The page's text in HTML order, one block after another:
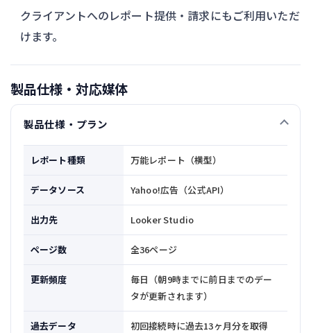
クライアントへのレポート提供・請求にもご利用いただ
けます。
製品仕様・対応媒体
製品仕様・プラン
レポート種類 万能レポート（横型）
データソース Yahoo!広告（公式API）
出力先 Looker Studio
ページ数 全36ページ
更新頻度
毎日（朝9時までに前日までのデー
タが更新されます）
過去データ
初回接続時に過去13ヶ月分を取得